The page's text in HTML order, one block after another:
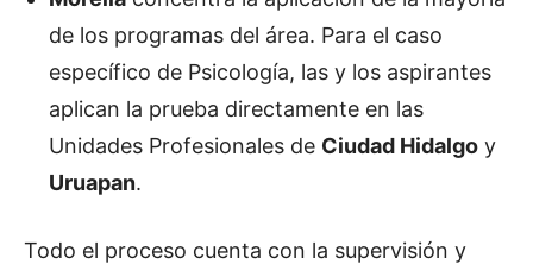
de los programas del área. Para el caso
específico de Psicología, las y los aspirantes
aplican la prueba directamente en las
Unidades Profesionales de Ciudad Hidalgo y
Uruapan.
Todo el proceso cuenta con la supervisión y